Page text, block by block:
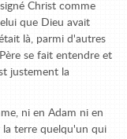
Christ comme
que Dieu avait
là, parmi d'autres
se fait entendre et
justement la
ni en Adam ni en
la terre quelqu'un qui